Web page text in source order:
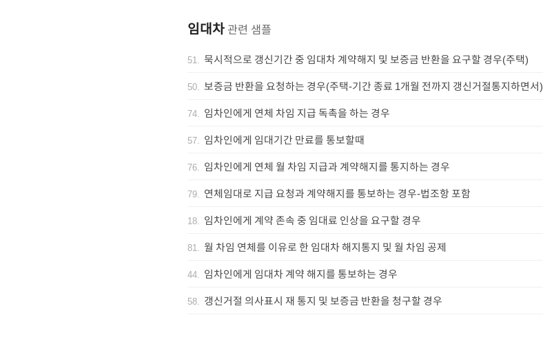
임대차 관련 샘플
51. 묵시적으로 갱신기간 중 임대차 계약해지 및 보증금 반환을 요구할 경우(주택)
50. 보증금 반환을 요청하는 경우(주택-기간 종료 1개월 전까지 갱신거절통지하면서)
74. 임차인에게 연체 차임 지급 독촉을 하는 경우
57. 임차인에게 임대기간 만료를 통보할때
76. 임차인에게 연체 월 차임 지급과 계약해지를 통지하는 경우
79. 연체임대로 지급 요청과 계약해지를 통보하는 경우-법조항 포함
18. 임차인에게 계약 존속 중 임대료 인상을 요구할 경우
81. 월 차임 연체를 이유로 한 임대차 해지통지 및 월 차임 공제
44. 임차인에게 임대차 계약 해지를 통보하는 경우
58. 갱신거절 의사표시 재 통지 및 보증금 반환을 청구할 경우